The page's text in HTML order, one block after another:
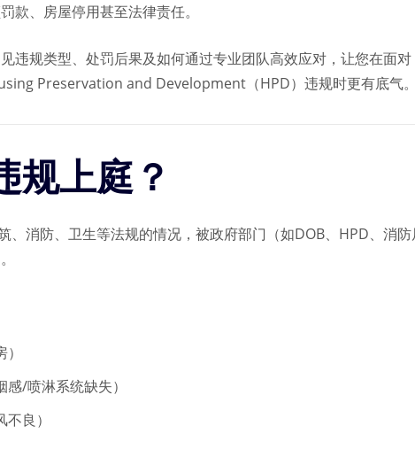
款、房屋停用甚至法律责任。
违规类型、处罚后果及如何通过专业团队高效应对，让您在面
Preservation and Development（HPD）违规时更有底气
规上庭？
、消防、卫生等法规的情况，被政府部门（如DOB、HPD、消
/喷淋系统缺失）
良）